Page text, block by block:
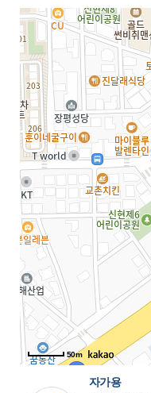
지도삽입 (가로100%)
50m
자가용